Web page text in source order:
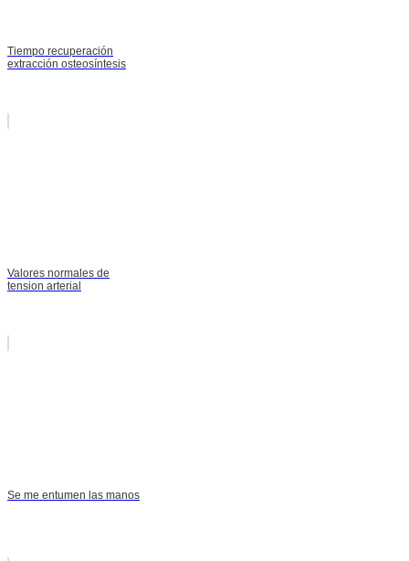
Tiempo recuperación
extracción osteosíntesis
Valores normales de
tension arterial
Se me entumen las manos